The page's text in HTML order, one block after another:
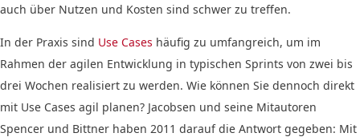
auch über Nutzen und Kosten sind schwer zu treffen.
In der Praxis sind Use Cases häufig zu umfangreich, um im
Rahmen der agilen Entwicklung in typischen Sprints von zwei bis
drei Wochen realisiert zu werden. Wie können Sie dennoch direkt
mit Use Cases agil planen? Jacobsen und seine Mitautoren
Spencer und Bittner haben 2011 darauf die Antwort gegeben: Mit